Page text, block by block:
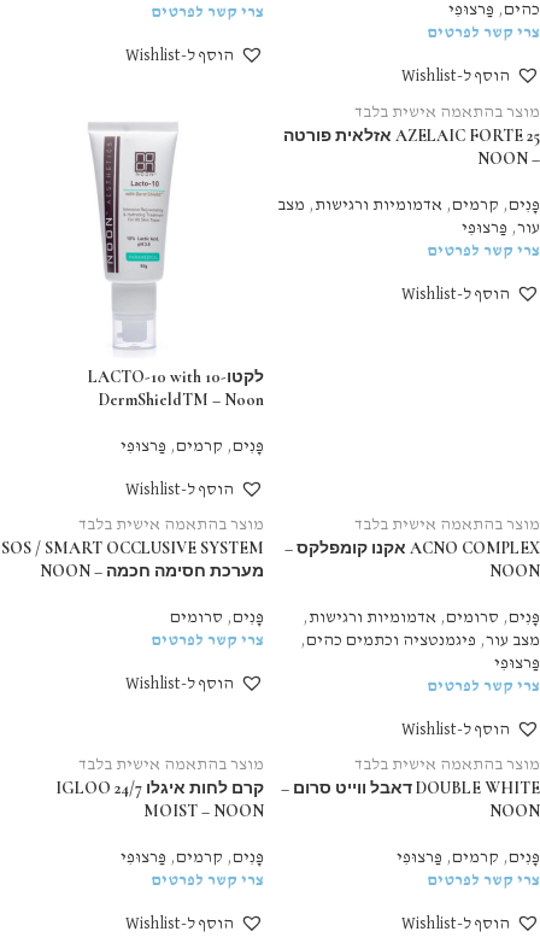
כהים, פַּרצוּפִי
צרי קשר לפרטים
הוסף ל-Wishlist
צרי קשר לפרטים
הוסף ל-Wishlist
מוצר בהתאמה אישית בלבד
AZELAIC FORTE 25 אזלאית פורטה
– NOON
פָּנִים, קרמים, אדמומיות ורגישות , מצב
עור, פַּרצוּפִי
צרי קשר לפרטים
הוסף ל-Wishlist
לקטו-10 LACTO-10 with
DermShieldTM – Noon
פָּנִים, קרמים, פַּרצוּפִי
הוסף ל-Wishlist
מוצר בהתאמה אישית בלבד
ACNO COMPLEX אקנו קומפלקס –
NOON
פָּנִים, סרומים, אדמומיות ורגישות ,
מצב עור, פיגמנטציה וכתמים כהים,
פַּרצוּפִי
צרי קשר לפרטים
הוסף ל-Wishlist
מוצר בהתאמה אישית בלבד
SOS / SMART OCCLUSIVE SYSTEM
מערכת חסימה חכמה – NOON
פָּנִים, סרומים
צרי קשר לפרטים
הוסף ל-Wishlist
מוצר בהתאמה אישית בלבד
DOUBLE WHITE דאבל ווייט סרום –
NOON
פָּנִים, קרמים, פַּרצוּפִי
צרי קשר לפרטים
הוסף ל-Wishlist
מוצר בהתאמה אישית בלבד
קרם לחות איגלו 24/7 IGLOO
MOIST – NOON
פָּנִים, קרמים, פַּרצוּפִי
צרי קשר לפרטים
הוסף ל-Wishlist